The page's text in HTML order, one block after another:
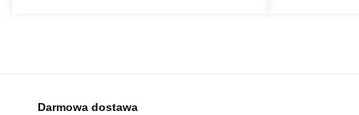
Darmowa dostawa